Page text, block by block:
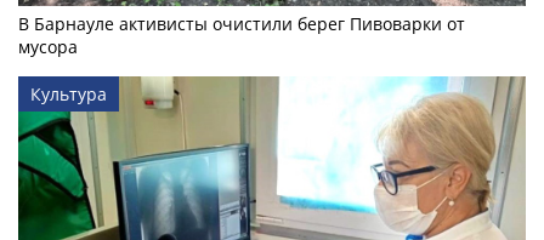
В Барнауле активисты очистили берег Пивоварки от
мусора
Культура